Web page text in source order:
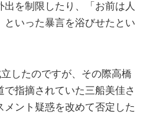
を制限したり、「お前は人
といった暴言を浴びせたとい
したのですが、その際高橋
で指摘されていた三船美佳さ
メント疑惑を改めて否定した